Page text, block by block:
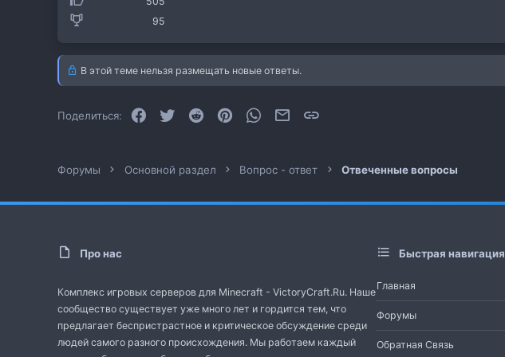
95
В этой теме нельзя размещать новые ответы.
Поделиться: Facebook
Twitter Reddit PinterestWhatsAppЭлектронная почта
Форумы Основной раздел Вопрос - ответ Отвеченные вопросы
Про нас
Комплекс игровых серверов для Minecraft - VictoryCraft.Ru. Наше
сообщество существует уже много лет и гордится тем, что
предлагает беспристрастное и критическое обсуждение среди
людей самого разного происхождения. Мы работаем каждый
Быстрая навигация
Главная
Форумы
Обратная Связь